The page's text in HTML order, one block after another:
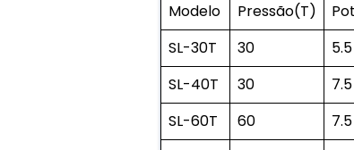
Modelo Pressão(T)
SL-30T
30 5.5
SL-40T
30 7.5
SL-60T
60 7.5